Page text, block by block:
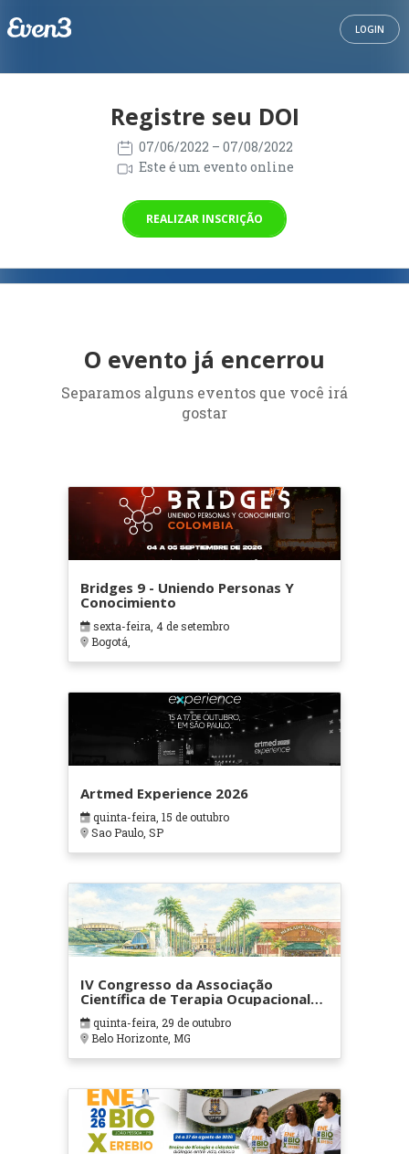
LOGIN
Registre seu DOI
07/06/2022 – 07/08/2022
Este é um evento online
REALIZAR INSCRIÇÃO
O evento já encerrou
Separamos alguns eventos que você irá
gostar
Bridges 9 - Uniendo Personas Y
Conocimiento
sexta-feira, 4 de setembro
Bogotá,
Artmed Experience 2026
quinta-feira, 15 de outubro
Sao Paulo, SP
IV Congresso da Associação
Científica de Terapia Ocupacional
em Contextos Hospitalares e
Cuidados Paliativos - ATOHOSP
quinta-feira, 29 de outubro
Belo Horizonte, MG